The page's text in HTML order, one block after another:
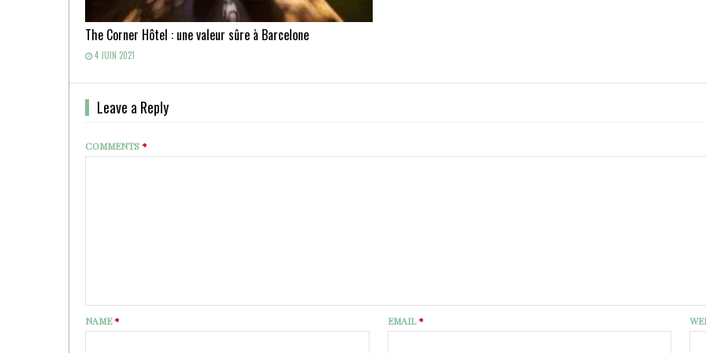
The Corner Hôtel : une valeur sûre à Barcelone
4 JUIN 2021
Leave a Reply
COMMENTS*
NAME* EMAIL*